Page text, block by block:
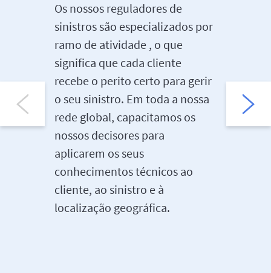
Os nossos reguladores de
sinistros são especializados por
ramo de atividade , o que
significa que cada cliente
recebe o perito certo para gerir
o seu sinistro. Em toda a nossa
rede global, capacitamos os
nossos decisores para
aplicarem os seus
conhecimentos técnicos ao
cliente, ao sinistro e à
localização geográfica.
de
A